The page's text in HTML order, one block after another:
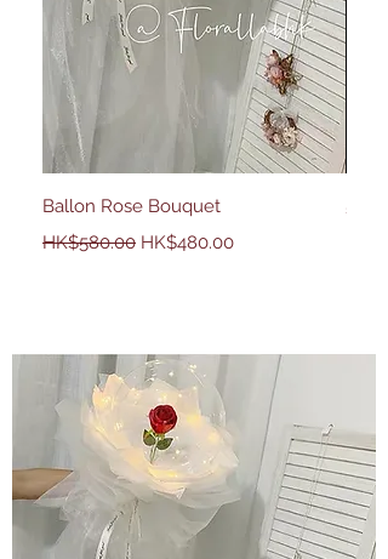
Ballon Rose Bouquet
一般價格
HK$580.00 促銷價格
HK$480.00